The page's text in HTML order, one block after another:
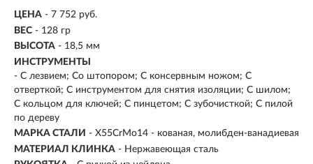
ЦЕНА - 7 752 руб.
ВЕС - 128 гр
ВЫСОТА - 18,5 мм
ИНСТРУМЕНТЫ
- С лезвием; Со штопором; С консервным ножом; С
отверткой; С инструментом для снятия изоляции; С шилом;
С кольцом для ключей; С пинцетом; С зубочисткой; С пилой
по дереву
МАРКА СТАЛИ - X55CrMo14 - кованая, молибден-ванадиевая
МАТЕРИАЛ КЛИНКА - Нержавеющая сталь